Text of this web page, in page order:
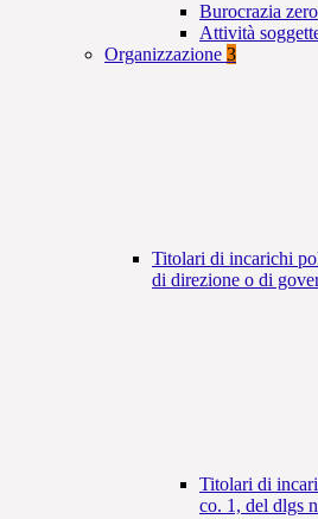
Burocrazia zero
Attività
Organizzazione 3
Titolari di incarichi
di direzione o di
Titolari di
co. 1, del dlgs